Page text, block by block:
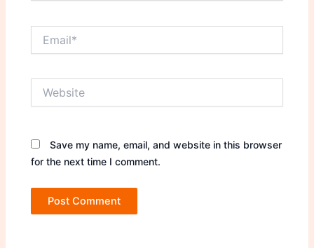
Save my name, email, and website in this browser
for the next time I comment.